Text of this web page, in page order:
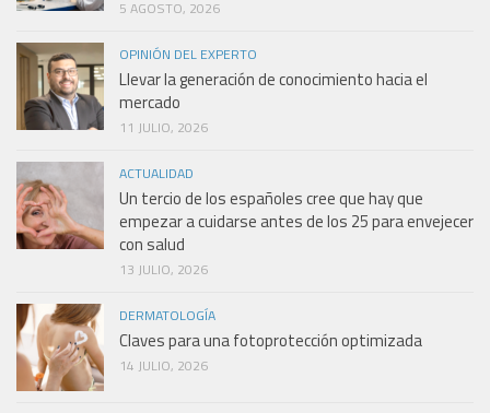
5 AGOSTO, 2026
OPINIÓN DEL EXPERTO
Llevar la generación de conocimiento hacia el
mercado
11 JULIO, 2026
ACTUALIDAD
Un tercio de los españoles cree que hay que
empezar a cuidarse antes de los 25 para envejecer
con salud
13 JULIO, 2026
DERMATOLOGÍA
Claves para una fotoprotección optimizada
14 JULIO, 2026